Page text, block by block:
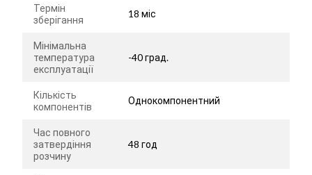
Термін
зберігання
18 міс
Мінімальна
температура
експлуатації
-40 град.
Кількість
компонентів
Однокомпонентний
Час повного
затвердіння
розчину
48 год